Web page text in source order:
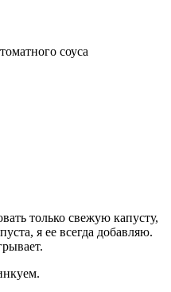
соуса
только свежую капусту,
я ее всегда добавляю.